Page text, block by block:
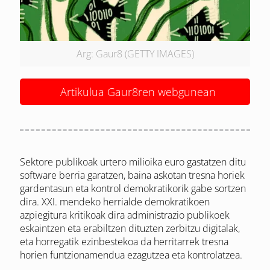
Arg: Gaur8 (GETTY IMAGES)
Artikulua Gaur8ren webgunean
Sektore publikoak urtero milioika euro gastatzen ditu
software berria garatzen, baina askotan tresna horiek
gardentasun eta kontrol demokratikorik gabe sortzen
dira. XXI. mendeko herrialde demokratikoen
azpiegitura kritikoak dira administrazio publikoek
eskaintzen eta erabiltzen dituzten zerbitzu digitalak,
eta horregatik ezinbestekoa da herritarrek tresna
horien funtzionamendua ezagutzea eta kontrolatzea.